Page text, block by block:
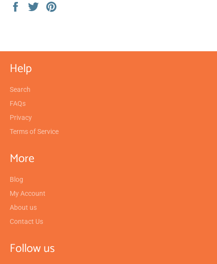
Share
Tweet
Help
Search
FAQs
Privacy
Terms of Service
More
Blog
My Account
About us
Contact Us
Follow us